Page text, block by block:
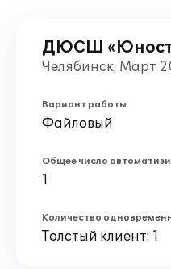
ДЮСШ
Челябинск, Март
Вариант работы
Файловый
Общее число
1
Количество
Толстый клиент: 1